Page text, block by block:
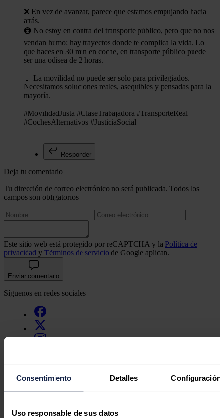
Consentimiento Detalles
Uso responsable de sus datos
❌ En vez de avanzar, parece que estamos empujando hacia
atrás.
🚇 No estoy en contra del transporte público, pero que no nos
vendan humo: hay trayectos donde te complica la vida. Lo
que haces en 30 min en coche, en transporte público puede
ser una odisea de 2 horas.
💬 La movilidad no puede ser solo para privilegiados.
Necesitamos soluciones reales, asequibles y pensadas para la
mayoría.
#MovilidadJusta #ClaseTrabajadora #TransporteReal
#CochesAlternativos #JusticiaSocial
Responder
Deja tu comentario
Tu dirección de correo electrónico no será publicada. Todos los
campos son obligatorios
Este sitio web está protegido por reCAPTCHA y la Política de
privacidad y Términos de servicio de Google aplican.
Enviar comentario
Síguenos en redes sociales
rápida a los clientes de vehículos eléctricos